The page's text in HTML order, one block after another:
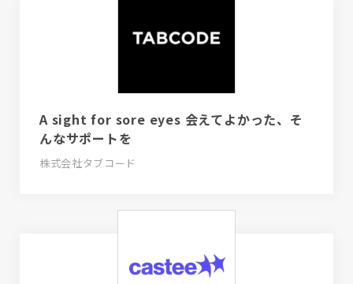
A sight for sore eyes 会えてよかった、そ
んなサポートを
株式会社タブコード